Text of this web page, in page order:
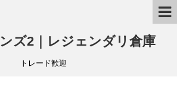
ズ2｜レジェンダリ倉庫
トレード歓迎